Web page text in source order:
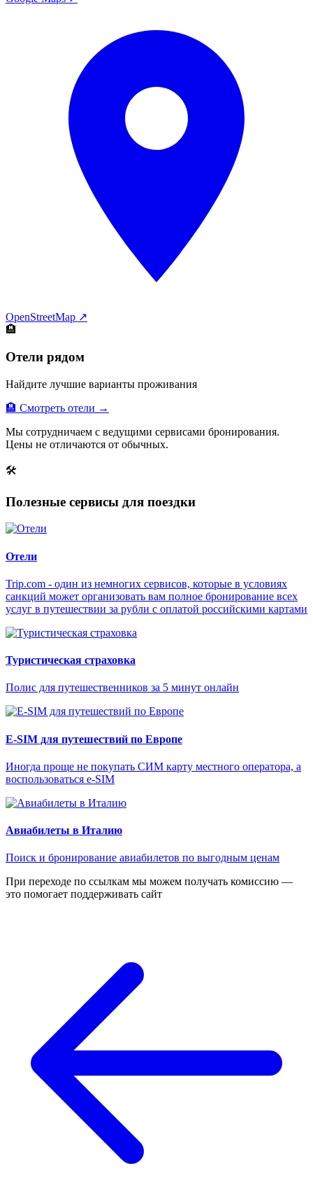
OpenStreetMap ↗
🏨
Отели рядом
Найдите лучшие варианты проживания
🏨 Смотреть отели →
Мы сотрудничаем с ведущими сервисами бронирования.
Цены не отличаются от обычных.
🛠
Полезные сервисы для поездки
Отели
Trip.com - один из немногих сервисов, которые в условиях
санкций может организовать вам полное бронирование всех
услуг в путешествии за рубли с оплатой российскими картами
Туристическая страховка
Полис для путешественников за 5 минут онлайн
E-SIM для путешествий по Европе
Иногда проще не покупать СИМ карту местного оператора, а
воспользоваться e-SIM
Авиабилеты в Италию
Поиск и бронирование авиабилетов по выгодным ценам
При переходе по ссылкам мы можем получать комиссию —
это помогает поддерживать сайт